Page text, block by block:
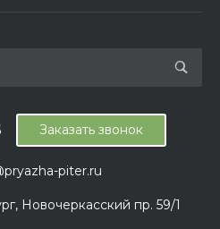
piter.ru
Новочеркасский пр. 59/1
Заказать звонок